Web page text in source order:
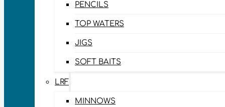
PENCILS
TOP WATERS
JIGS
SOFT BAITS
LRF
MINNOWS